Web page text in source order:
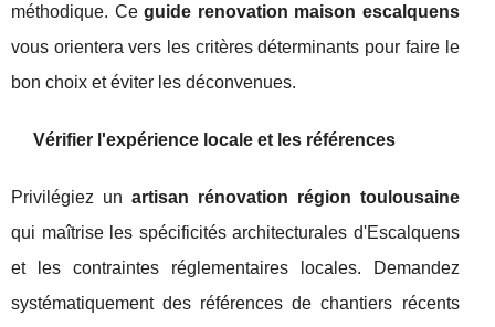
méthodique. Ceguide renovation maison escalquens
vous orientera vers les critères déterminants pour faire le
bon choix et éviter les déconvenues.
Vérifier l'expérience locale et les références
Privilégiez un artisan rénovation région toulousaine
qui maîtrise les spécificités architecturales d'Escalquens
et les contraintes réglementaires locales. Demandez
systématiquement des références de chantiers récents